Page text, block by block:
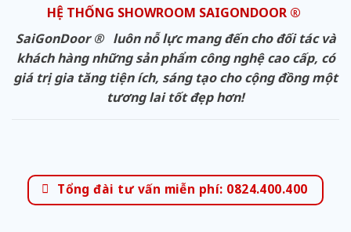
HỆ THỐNG SHOWROOM SAIGONDOOR ®
SaiGonDoor ® luôn nỗ lực mang đến cho đối tác và
khách hàng những sản phẩm công nghệ cao cấp, có
giá trị gia tăng tiện ích, sáng tạo cho cộng đồng một
tương lai tốt đẹp hơn!
Tổng đài tư vấn miễn phí: 0824.400.400